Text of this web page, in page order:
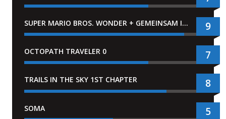
SUPER MARIO BROS. WONDER + GEMEINSAM IM BELLABEL-PARK 9
OCTOPATH TRAVELER 0 7
TRAILS IN THE SKY 1ST CHAPTER 8
SOMA 5